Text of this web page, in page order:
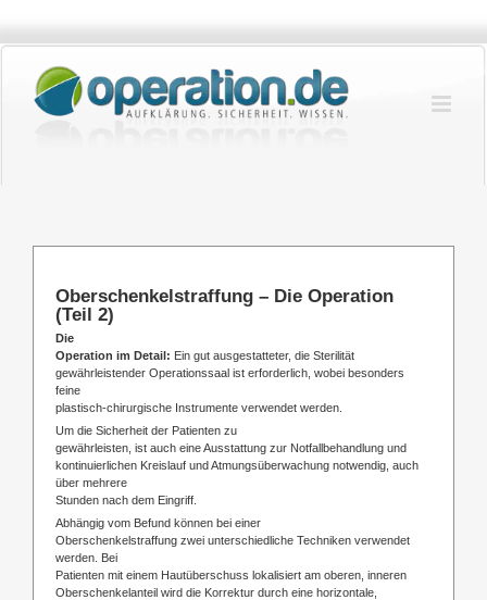
springen
Oberschenkelstraffung – Die Operation
(Teil 2)
Die
Operation im Detail: Ein gut ausgestatteter, die Sterilität
gewährleistender Operationssaal ist erforderlich, wobei besonders
feine
plastisch-chirurgische Instrumente verwendet werden.
Um die Sicherheit der Patienten zu
gewährleisten, ist auch eine Ausstattung zur Notfallbehandlung und
kontinuierlichen Kreislauf und Atmungsüberwachung notwendig, auch
über mehrere
Stunden nach dem Eingriff.
Abhängig vom Befund können bei einer
Oberschenkelstraffung zwei unterschiedliche Techniken verwendet
werden. Bei
Patienten mit einem Hautüberschuss lokalisiert am oberen, inneren
Oberschenkelanteil wird die Korrektur durch eine horizontale,